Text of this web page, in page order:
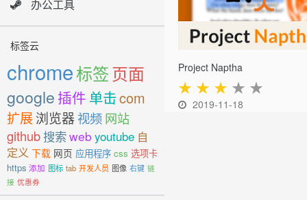
办公工具
标签云
chrome标签页面
google 插件 单击com
扩展浏览器 视频网站
github搜索web youtube 自
定义 下载 网页 应用程序 css 选项卡
https 添加 图标 tab 开发人员 图像 右键 链
接 优惠券
Project Naptha
★ ★ ★ ★ ★
2019-11-18